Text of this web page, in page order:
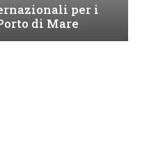
per i
di Mare